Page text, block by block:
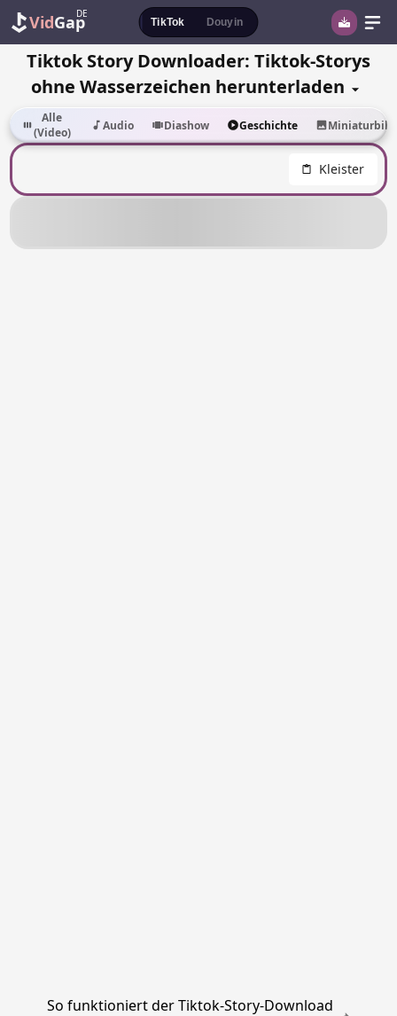
TikTok Douyin
VidGap
DE
Tiktok Story Downloader: Tiktok-Storys
ohne Wasserzeichen herunterladen
Alle
(Video)
Audio Diashow Geschichte Miniaturbild
Kleister
So funktioniert der Tiktok-Story-Download